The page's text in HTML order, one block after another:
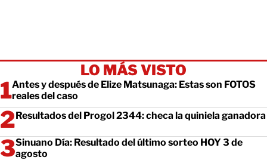
LO MÁS VISTO
Antes y después de Elize Matsunaga: Estas son FOTOS
reales del caso
Resultados del Progol 2344: checa la quiniela ganadora
Sinuano Día: Resultado del último sorteo HOY 3 de
agosto